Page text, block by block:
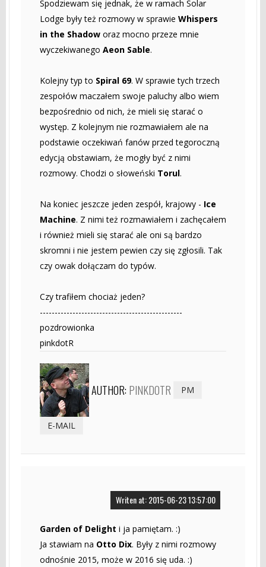
Spodziewam się jednak, że w ramach Solar
Lodge były też rozmowy w sprawie Whispers
in the Shadow oraz mocno przeze mnie
wyczekiwanego Aeon Sable.
Kolejny typ to Spiral 69. W sprawie tych trzech
zespołów maczałem swoje paluchy albo wiem
bezpośrednio od nich, że mieli się starać o
występ. Z kolejnym nie rozmawiałem ale na
podstawie oczekiwań fanów przed tegoroczną
edycją obstawiam, że mogły być z nimi
rozmowy. Chodzi o słoweński Torul.
Na koniec jeszcze jeden zespół, krajowy - Ice
Machine. Z nimi też rozmawiałem i zachęcałem
i również mieli się starać ale oni są bardzo
skromni i nie jestem pewien czy się zgłosili. Tak
czy owak dołączam do typów.
Czy trafiłem chociaż jeden?
------------------------------------------------
pozdrowionka
pinkdotR
AUTHOR: PINKDOTR PM
E-MAIL
Writen at: 2015-06-23 13:57:00
Garden of Delight i ja pamiętam. :)
Ja stawiam na Otto Dix. Były z nimi rozmowy
odnośnie 2015, może w 2016 się uda. :)